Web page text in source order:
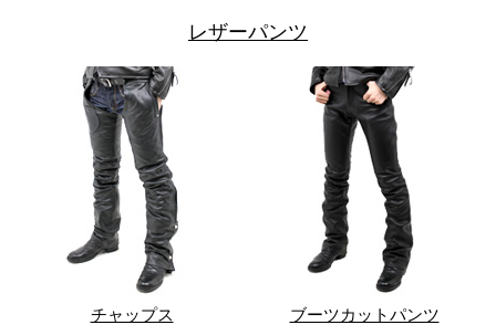
レザーパンツ
チャップス ブーツカットパンツ